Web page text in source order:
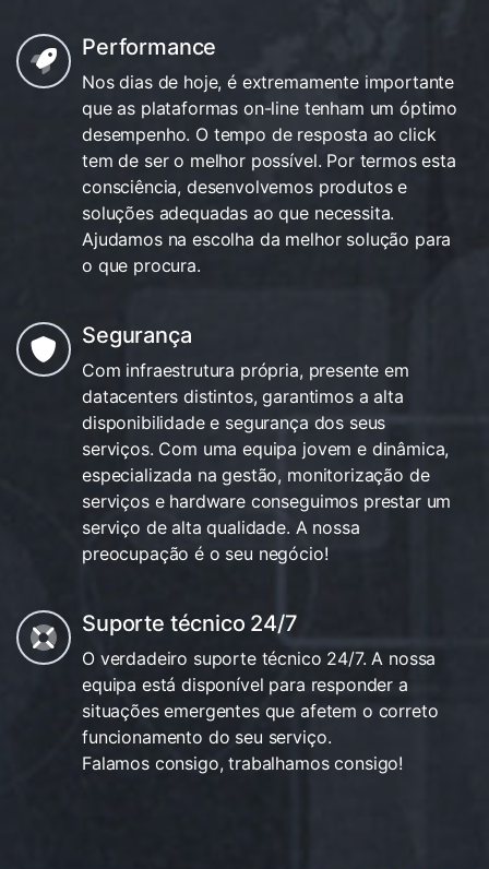
Performance
Nos dias de hoje, é extremamente importante
que as plataformas on-line tenham um óptimo
desempenho. O tempo de resposta ao click
tem de ser o melhor possível. Por termos esta
consciência, desenvolvemos produtos e
soluções adequadas ao que necessita.
Ajudamos na escolha da melhor solução para
o que procura.
Segurança
Com infraestrutura própria, presente em
datacenters distintos, garantimos a alta
disponibilidade e segurança dos seus
serviços. Com uma equipa jovem e dinâmica,
especializada na gestão, monitorização de
serviços e hardware conseguimos prestar um
serviço de alta qualidade. A nossa
preocupação é o seu negócio!
Suporte técnico 24/7
O verdadeiro suporte técnico 24/7. A nossa
equipa está disponível para responder a
situações emergentes que afetem o correto
funcionamento do seu serviço.
Falamos consigo, trabalhamos consigo!